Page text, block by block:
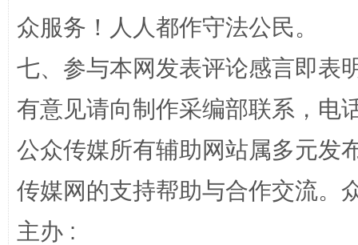
“蜀中异人”王建安的艺术幻境
众服务！人人都作守法公民。
七、参与本网发表评论感言即表
有意见请向制作采编部联系，电
公众传媒所有辅助网站属多元发
传媒网的支持帮助与合作交流。
主办 :